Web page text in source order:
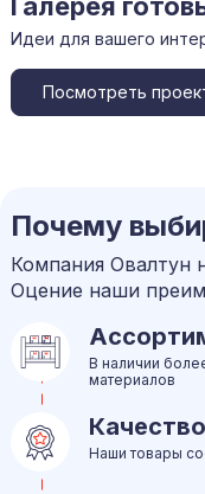
Идеи для вашего
Посмотреть
Почему
Компания Овалтун
Оцение наши
В наличии
материалов
Качество
Наши товары